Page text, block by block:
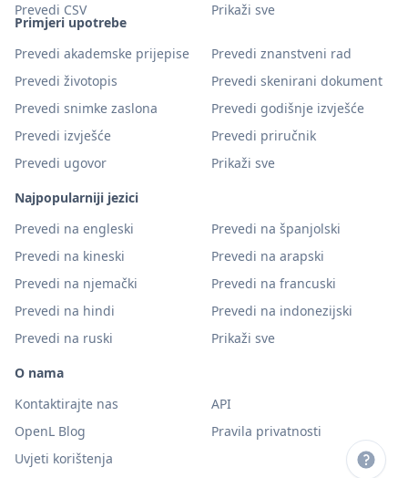
Primjeri upotrebe
Prevedi akademske prijepise
Prevedi znanstveni rad
Prevedi životopis
Prevedi skenirani dokument
Prevedi snimke zaslona
Prevedi godišnje izvješće
Prevedi izvješće
Prevedi priručnik
Prevedi ugovor
Prikaži sve
Najpopularniji jezici
Prevedi na engleski
Prevedi na španjolski
Prevedi na kineski
Prevedi na arapski
Prevedi na njemački
Prevedi na francuski
Prevedi na hindi
Prevedi na indonezijski
Prevedi na ruski
Prikaži sve
Prevedi CSV
Prikaži sve
O nama
Kontaktirajte nas
API
OpenL Blog
Pravila privatnosti
Uvjeti korištenja